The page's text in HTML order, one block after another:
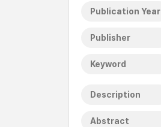
Publication Year
Publisher
Keyword
Description
Abstract